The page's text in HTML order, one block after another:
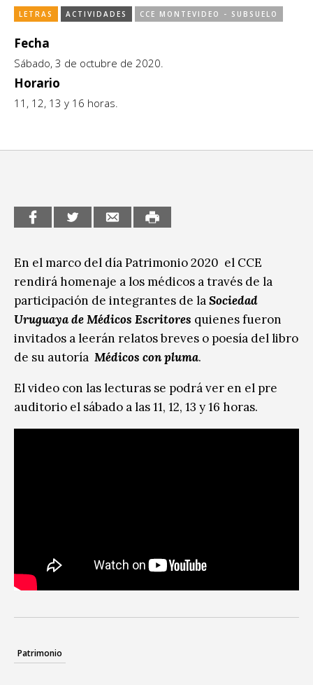
CCE en el interior/libros
Espacio itinerante de lectura infantil
Exposiciones
Formación
Género y Diversidad
Infantil y Juvenil
Letras
Música
LETRAS ACTIVIDADES CCE MONTEVIDEO - SUBSUELO
Fecha
Sábado, 3 de octubre de 2020.
Horario
11, 12, 13 y 16 horas.
En el marco del día Patrimonio 2020 el CCE
rendirá homenaje a los médicos a través de la
participación de integrantes de laSociedad
Uruguaya de Médicos Escritores quienes fueron
invitados a leerán relatos breves o poesía del libro
de su autoría Médicos con pluma.
El video con las lecturas se podrá ver en el pre
auditorio el sábado a las 11, 12, 13 y 16 horas.
Patrimonio